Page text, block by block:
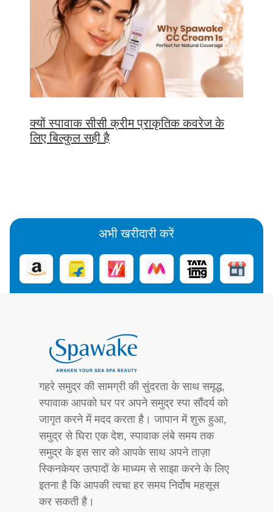
क्यों स्पावाक सीसी क्रीम प्राकृतिक कवरेज के
लिए बिल्कुल सही है
अभी खरीदारी करें
गहरे समुद्र की सामग्री की सुंदरता के साथ समृद्ध,
स्पावाक आपको घर पर अपने समुद्र स्पा सौंदर्य को
जागृत करने में मदद करता है। जापान में शुरू हुआ,
समुद्र से घिरा एक देश, स्पावाक लंबे समय तक
समुद्र के इस सार को आपके साथ अपने ताज़ा
स्किनकेयर उत्पादों के माध्यम से साझा करने के लिए
इतना है कि आपकी त्वचा हर समय निर्दोष महसूस
कर सकती है।